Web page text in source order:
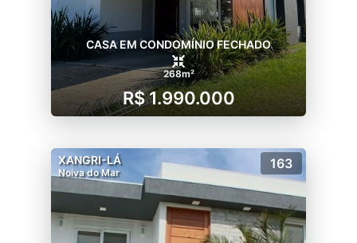
CASA EM CONDOMÍNIO FECHADO
268m²
R$ 1.990.000
XANGRI-LÁ
Noiva do Mar
163